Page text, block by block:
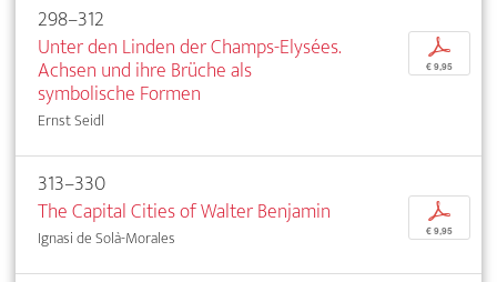
298–312
Unter den Linden der Champs-Elysées.
Achsen und ihre Brüche als
symbolische Formen
Ernst Seidl
p
€ 9,95
313–330
The Capital Cities of Walter Benjamin
Ignasi de Solà-Morales
p
€ 9,95